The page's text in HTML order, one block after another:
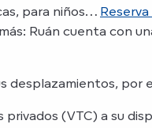
para niños…
Ruán cuenta con
desplazamientos, por
(VTC) a su